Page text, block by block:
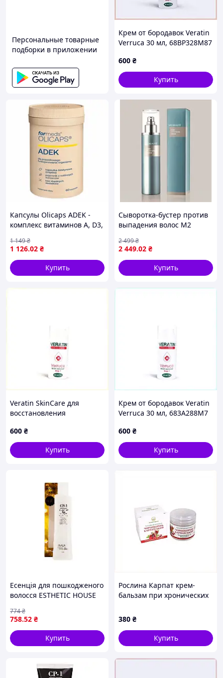
Персональные товарные
подборки в приложении
Крем от бородавок Veratin
Verruca 30 мл, 68BP328M87
600 ₴
Купить
Капсулы Olicaps ADEK -
комплекс витаминов A, D3,
иммунитета и сердца, 60
шт
1 126.02 ₴
1 149₴
Купить
Сыворотка-бустер против
выпадения волос M2
Serum, 30 мл
2 449.02 ₴
2 499₴
Купить
Veratin SkinCare для
восстановления
6A8K32887
600 ₴
Купить
Крем от бородавок Veratin
Verruca 30 мл, 683A288M7
600 ₴
Купить
Есенція для пошкодженого
волосся ESTHETIC HOUSE
Essence , 150 мл
758.52 ₴
774₴
Купить
Рослина Карпат крем-
бальзам при хронических
380 ₴
Купить